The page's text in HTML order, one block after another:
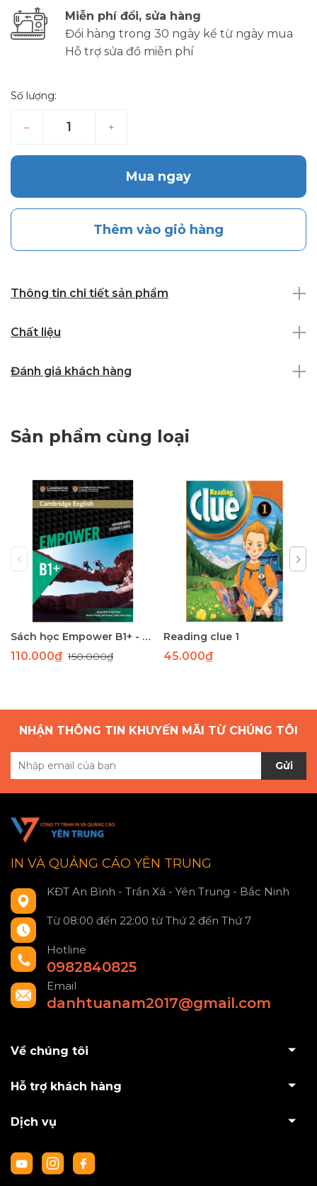
Miễn phí đổi, sửa hàng
Đổi hàng trong 30 ngày kể từ ngày mua
Hỗ trợ sửa đồ miễn phí
Số lượng:
– +
Mua ngay
Thêm vào giỏ hàng
Thông tin chi tiết sản phẩm
Chất liệu
Đánh giá khách hàng
Sản phẩm cùng loại
Sách học Empower B1+ - Giáo trình học tiếng Anh giao tiếp trình độ B1+
110.000₫150.000₫
Reading clue 1
45.000₫
NHẬN THÔNG TIN KHUYẾN MÃI TỪ CHÚNG TÔI
Gửi
IN VÀ QUẢNG CÁO YÊN TRUNG
KĐT An Bình - Trần Xá - Yên Trung - Bắc Ninh
Từ 08:00 đến 22:00 từ Thứ 2 đến Thứ 7
Hotline
0982840825
Email
danhtuanam2017@gmail.com
Về chúng tôi
Hỗ trợ khách hàng
Dịch vụ